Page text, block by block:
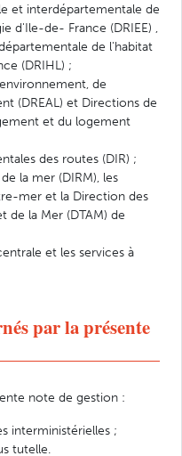
et interdépartementale de
d'Ile-de- France (DRIEE) ,
de l'habitat
(DRIHL) ;
de
(DREAL) et Directions de
et du logement
des routes (DIR) ;
la mer (DIRM), les
mer et la Direction des
de la Mer (DTAM) de
et les services à
par la présente
note de gestion :
interministérielles ;
tutelle.